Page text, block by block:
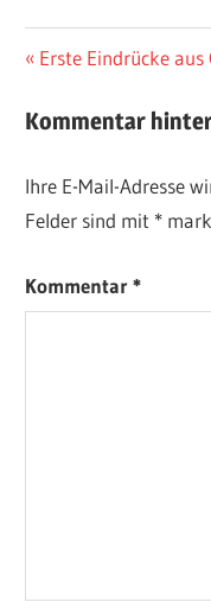
Vorheriger
Erste Eindrücke
Kommentar
Ihre E-Mail-Adresse
Felder sind mit *
Kommentar*